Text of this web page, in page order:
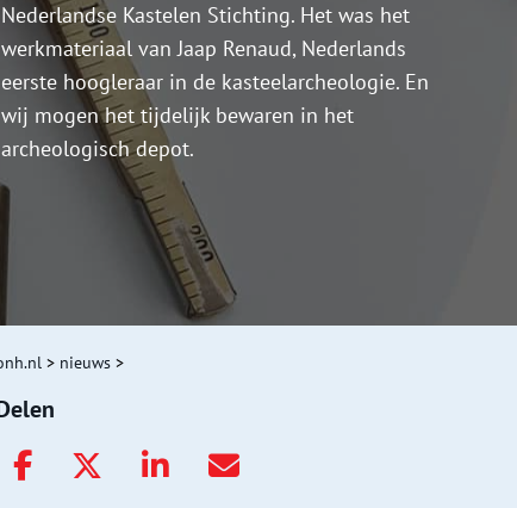
Nederlandse Kastelen Stichting. Het was het
werkmateriaal van Jaap Renaud, Nederlands
eerste hoogleraar in de kasteelarcheologie. En
wij mogen het tijdelijk bewaren in het
archeologisch depot.
> nieuws >